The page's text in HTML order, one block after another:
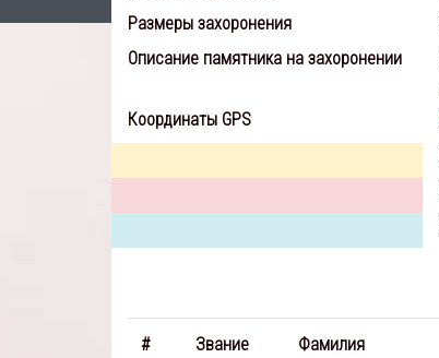
Размеры захоронения
Описание памятника на захоронении
Координаты GPS
# Звание Фамилия